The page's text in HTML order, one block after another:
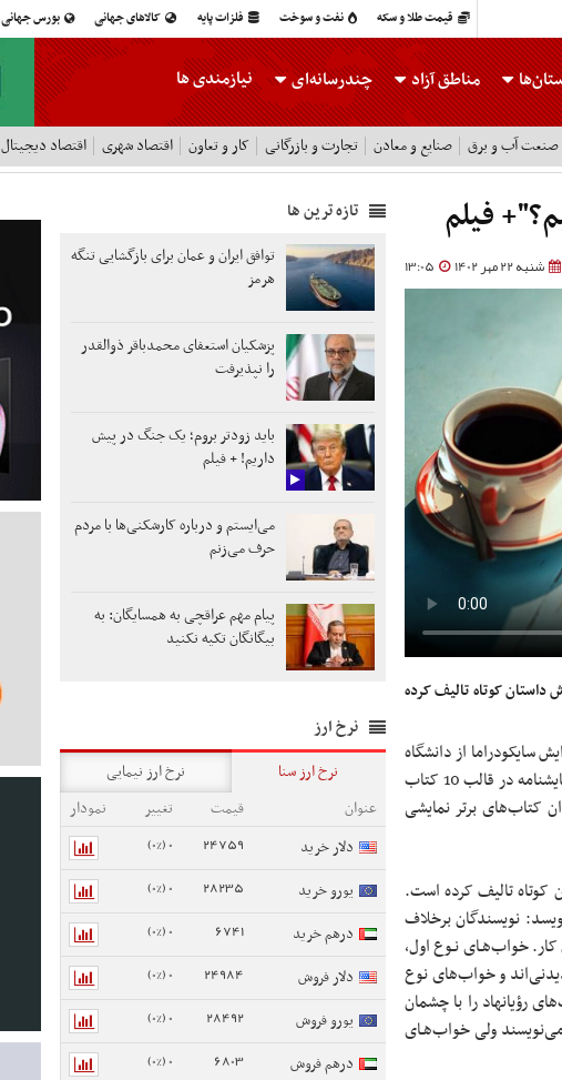
قیمت طلا و سکه نفت و سوخت فلزات پایه کالاهای جهانی بورس جهانی
مناطق آزاد چندرسانه‌ای نیازمندی ها
صنعت آب و برق صنایع و معادن تجارت و بازرگانی کار و تعاون اقتصاد شهری اقتصاد دیجیتال
فیلم
شنبه 22 مهر 1402 13:05
داستان کوتاه تالیف کرده
سایکودراما از دانشگاه
دهلی دارد و ‌اکنون عضو هیات علمی دانشگاه شاهد است. به قلم او تاکنون 80 نمایشنامه در قالب 10 کتاب
کتاب‌های برتر نمایشی
کوتاه تالیف کرده است.
نویسندگان برخلاف
خواب‌هـای نـوع اول،
و خواب‌های نوع
رؤیانهاد را با چشمان
می‌نویسند ولی خواب‌هـای
تازه ترین ها
توافق ایران و عمان برای بازگشایی تنگه
هرمز
پزشکیان استعفای محمدباقر ذوالقدر
را نپذیرفت
باید زودتر بروم؛ یک جنگ در پیش
داریم! + فیلم
می‌ایستم و درباره کارشکنی‌ها با مردم
حرف می‌زنم
پیام مهم عراقچی به همسایگان: به
بیگانگان تکیه نکنید
نرخ ارز
نرخ ارز سنا
نرخ ارز نیمایی
عنوان
قیمت تغییر
نمودار
دلار خرید
24759
0 (0%)
یورو خرید 28235
0 (0%)
درهم خرید 6741
0 (0%)
دلار فروش 24984
0 (0%)
یورو فروش 28492
0 (0%)
درهم فروش 6803
0 (0%)